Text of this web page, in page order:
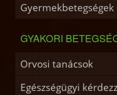
Gyermekbetegségek
GYAKORI
Orvosi tanácsok
Egészségügyi